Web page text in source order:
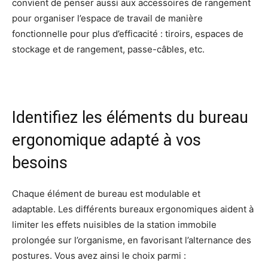
convient de penser aussi aux accessoires de rangement
pour organiser l’espace de travail de manière
fonctionnelle pour plus d’efficacité : tiroirs, espaces de
stockage et de rangement, passe-câbles, etc.
Identifiez les éléments du bureau
ergonomique adapté à vos
besoins
Chaque élément de bureau est modulable et
adaptable. Les différents bureaux ergonomiques aident à
limiter les effets nuisibles de la station immobile
prolongée sur l’organisme, en favorisant l’alternance des
postures. Vous avez ainsi le choix parmi :